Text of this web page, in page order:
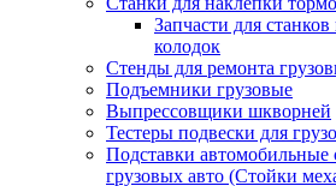
Запчасти для
колодок
Стенды для ремонта
Подъемники грузовые
Выпрессовщики шкворней
Тестеры подвески для
Подставки автомобильные
грузовых авто (Стойки